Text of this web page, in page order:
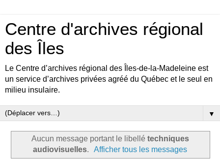
Centre d'archives régional
des Îles
Le Centre d’archives régional des Îles-de-la-Madeleine est
un service d’archives privées agréé du Québec et le seul en
milieu insulaire.
▼
Aucun message portant le libellé techniques
audiovisuelles. Afficher tous les messages